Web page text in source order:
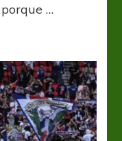
servida
…